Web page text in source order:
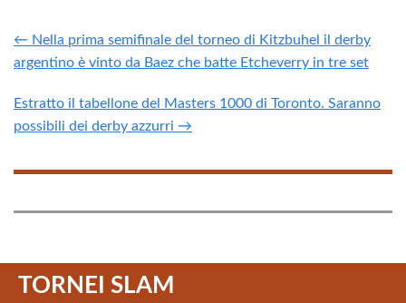
← Nella prima semifinale del torneo di Kitzbuhel il derby
argentino è vinto da Baez che batte Etcheverry in tre set
Estratto il tabellone del Masters 1000 di Toronto. Saranno
possibili dei derby azzurri →
TORNEI SLAM